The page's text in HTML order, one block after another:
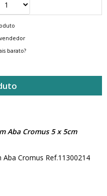
barato?
Aba Cromus 5 x 5cm
Cromus Ref.11300214